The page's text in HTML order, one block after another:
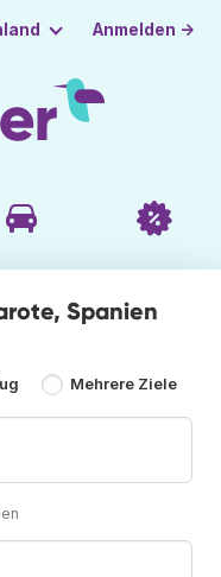
Anmelden →
Spanien
Mehrere Ziele